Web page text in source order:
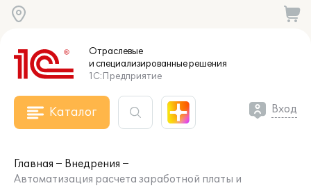
Отраслевые
и специализированныерешения
1С:Предприятие
Каталог Вход
Главная
Внедрения
Автоматизация расчета заработной платы и